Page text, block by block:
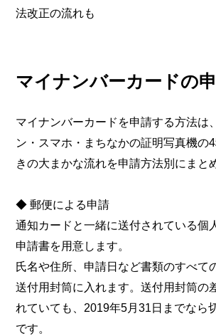
法改正の流れも
マイナンバーカードの
マイナンバーカードを申請する方法は
ン・スマホ・まちなかの証明写真機の
きの大まかな流れを申請方法別にまと
◆ 郵便による申請
通知カードと一緒に送付されている個
申請書を用意します。
氏名や住所、申請日など書類のすべて
送付用封筒に入れます。送付用封筒の
れていても、2019年5月31日までなら
です。